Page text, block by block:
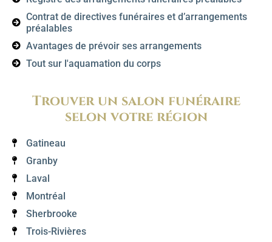
Contrat de directives funéraires et d’arrangements
préalables
Avantages de prévoir ses arrangements
Tout sur l'aquamation du corps
Trouver un salon funéraire
selon votre région
Gatineau
Granby
Laval
Montréal
Sherbrooke
Trois-Rivières